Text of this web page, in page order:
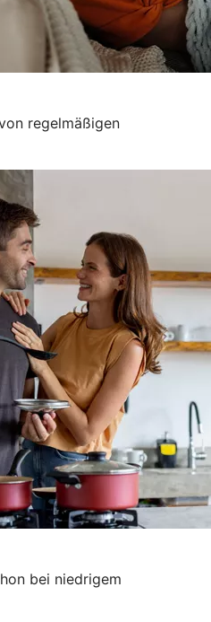
regelmäßigen
bei niedrigem